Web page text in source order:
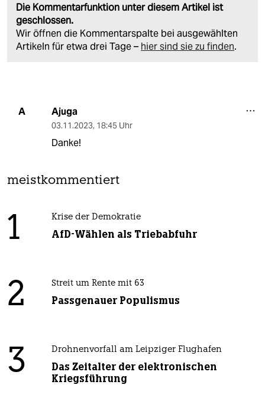
Die Kommentarfunktion unter diesem Artikel ist
geschlossen.
Wir öffnen die Kommentarspalte bei ausgewählten
Artikeln für etwa drei Tage – hier sind sie zu finden.
A Ajuga
03.11.2023, 18:45 Uhr
Danke!
meistkommentiert
1 Krise der Demokratie
AfD-Wählen als Triebabfuhr
2 Streit um Rente mit 63
Passgenauer Populismus
3 Drohnenvorfall am Leipziger Flughafen
Das Zeitalter der elektronischen
Kriegsführung